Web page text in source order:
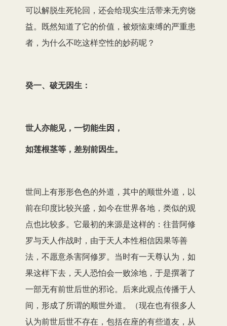
可以解脱生死轮回，还会给现实生活带来无穷饶
益。既然知道了它的价值，被烦恼束缚的严重患
者，为什么不吃这样空性的妙药呢？
癸一、破无因生：
世人亦能见，一切能生因，
如莲根茎等，差别前因生。
世间上有形形色色的外道，其中的顺世外道，以
前在印度比较兴盛，如今在世界各地，类似的观
点也比较多。它最初的来源是这样的：往昔阿修
罗与天人作战时，由于天人本性相信因果等善
法，不愿意杀害阿修罗。当时有一天尊认为，如
果这样下去，天人恐怕会一败涂地，于是撰著了
一部无有前世后世的邪论。后来此观点传播于人
间，形成了所谓的顺世外道。（现在也有很多人
认为前世后世不存在，包括在座的有些道友，从